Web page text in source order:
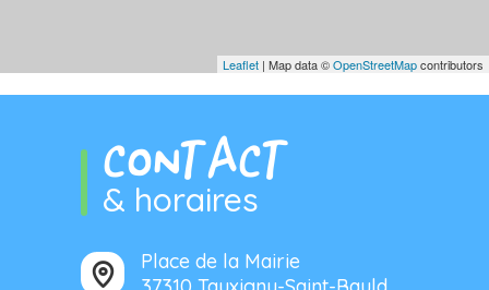
Leaflet | Map data ©OpenStreetMapcontributors
CONTACT
& horaires
Place de la Mairie